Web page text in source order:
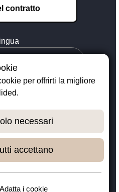
contratto
- © 2023 - 2026,
per offrirti la migliore
necessari
accettano
Adatta i cookie